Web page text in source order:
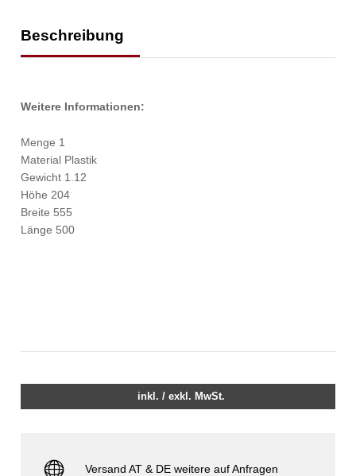
Beschreibung
Weitere Informationen:
Menge 1
Material Plastik
Gewicht 1.12
Höhe 204
Breite 555
Länge 500
inkl. / exkl. MwSt.
Versand AT & DE weitere auf Anfragen